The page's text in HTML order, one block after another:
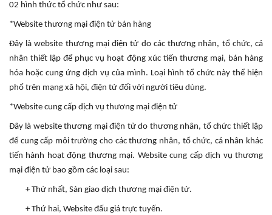
02 hình thức tổ chức như sau:
*Website thương mại điện tử bán hàng
Đây là website thương mại điện tử do các thương nhân, tổ chức, cá
nhân thiết lập để phục vụ hoạt động xúc tiến thương mại, bán hàng
hóa hoặc cung ứng dịch vụ của mình. Loại hình tổ chức này thể hiện
phổ trên mạng xã hội, điện tử đối với người tiêu dùng.
*Website cung cấp dịch vụ thương mại điện tử
Đây là website thương mại điện tử do thương nhân, tổ chức thiết lập
để cung cấp môi trường cho các thương nhân, tổ chức, cá nhân khác
tiến hành hoạt động thương mại. Website cung cấp dịch vụ thương
mại điện tử bao gồm các loại sau:
+ Thứ nhất, Sàn giao dịch thương mại điện tử.
+ Thứ hai, Website đấu giá trực tuyến.